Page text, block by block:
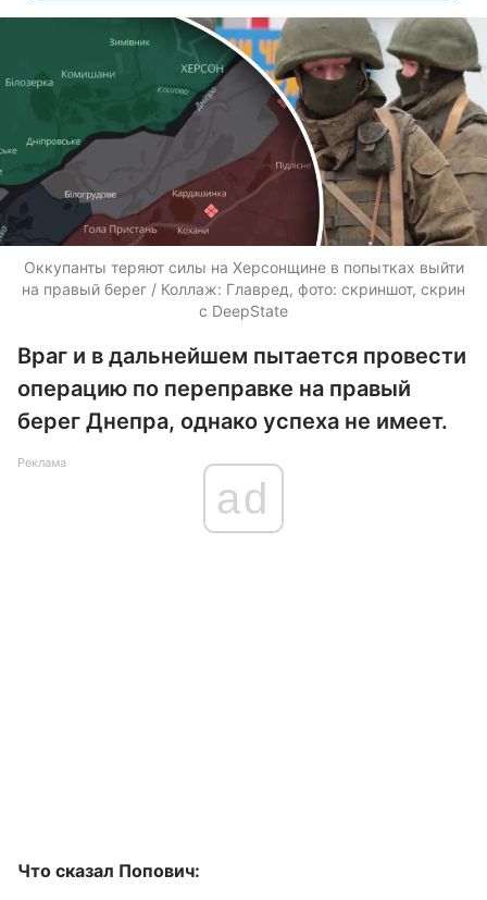
Оккупанты теряют силы на Херсонщине в попытках выйти
на правый берег / Коллаж: Главред, фото: скриншот, скрин
с DeepState
Враг и в дальнейшем пытается провести
операцию по переправке на правый
берег Днепра, однако успеха не имеет.
Реклама
ad
Что сказал Попович: